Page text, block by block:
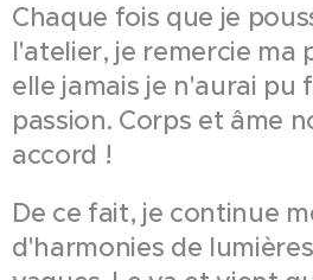
Chaque fois que je
l'atelier, je remercie ma
elle jamais je n'aurai pu
passion. Corps et âme
accord !
De ce fait, je continue
d'harmonies de